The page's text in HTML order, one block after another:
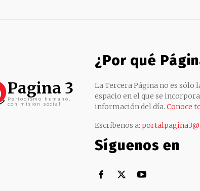
Pagina 3
Periodismo humano,
con mision social
¿Por qué
La Tercera Página no es sólo
espacio en el que se
información del día. Conoce
Escríbenos a:
Síguenos en